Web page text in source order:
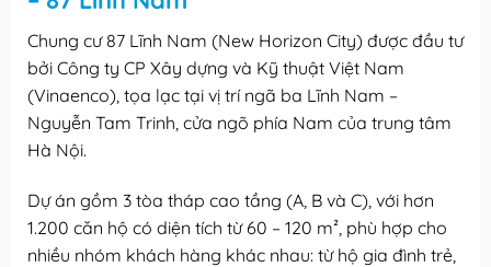
Chung cư 87 Lĩnh Nam (New Horizon City) được đầu tư
bởi Công ty CP Xây dựng và Kỹ thuật Việt Nam
(Vinaenco), tọa lạc tại vị trí ngã ba Lĩnh Nam –
Nguyễn Tam Trinh, cửa ngõ phía Nam của trung tâm
Hà Nội.
Dự án gồm 3 tòa tháp cao tầng (A, B và C), với hơn
1.200 căn hộ có diện tích từ 60 – 120 m², phù hợp cho
nhiều nhóm khách hàng khác nhau: từ hộ gia đình trẻ,